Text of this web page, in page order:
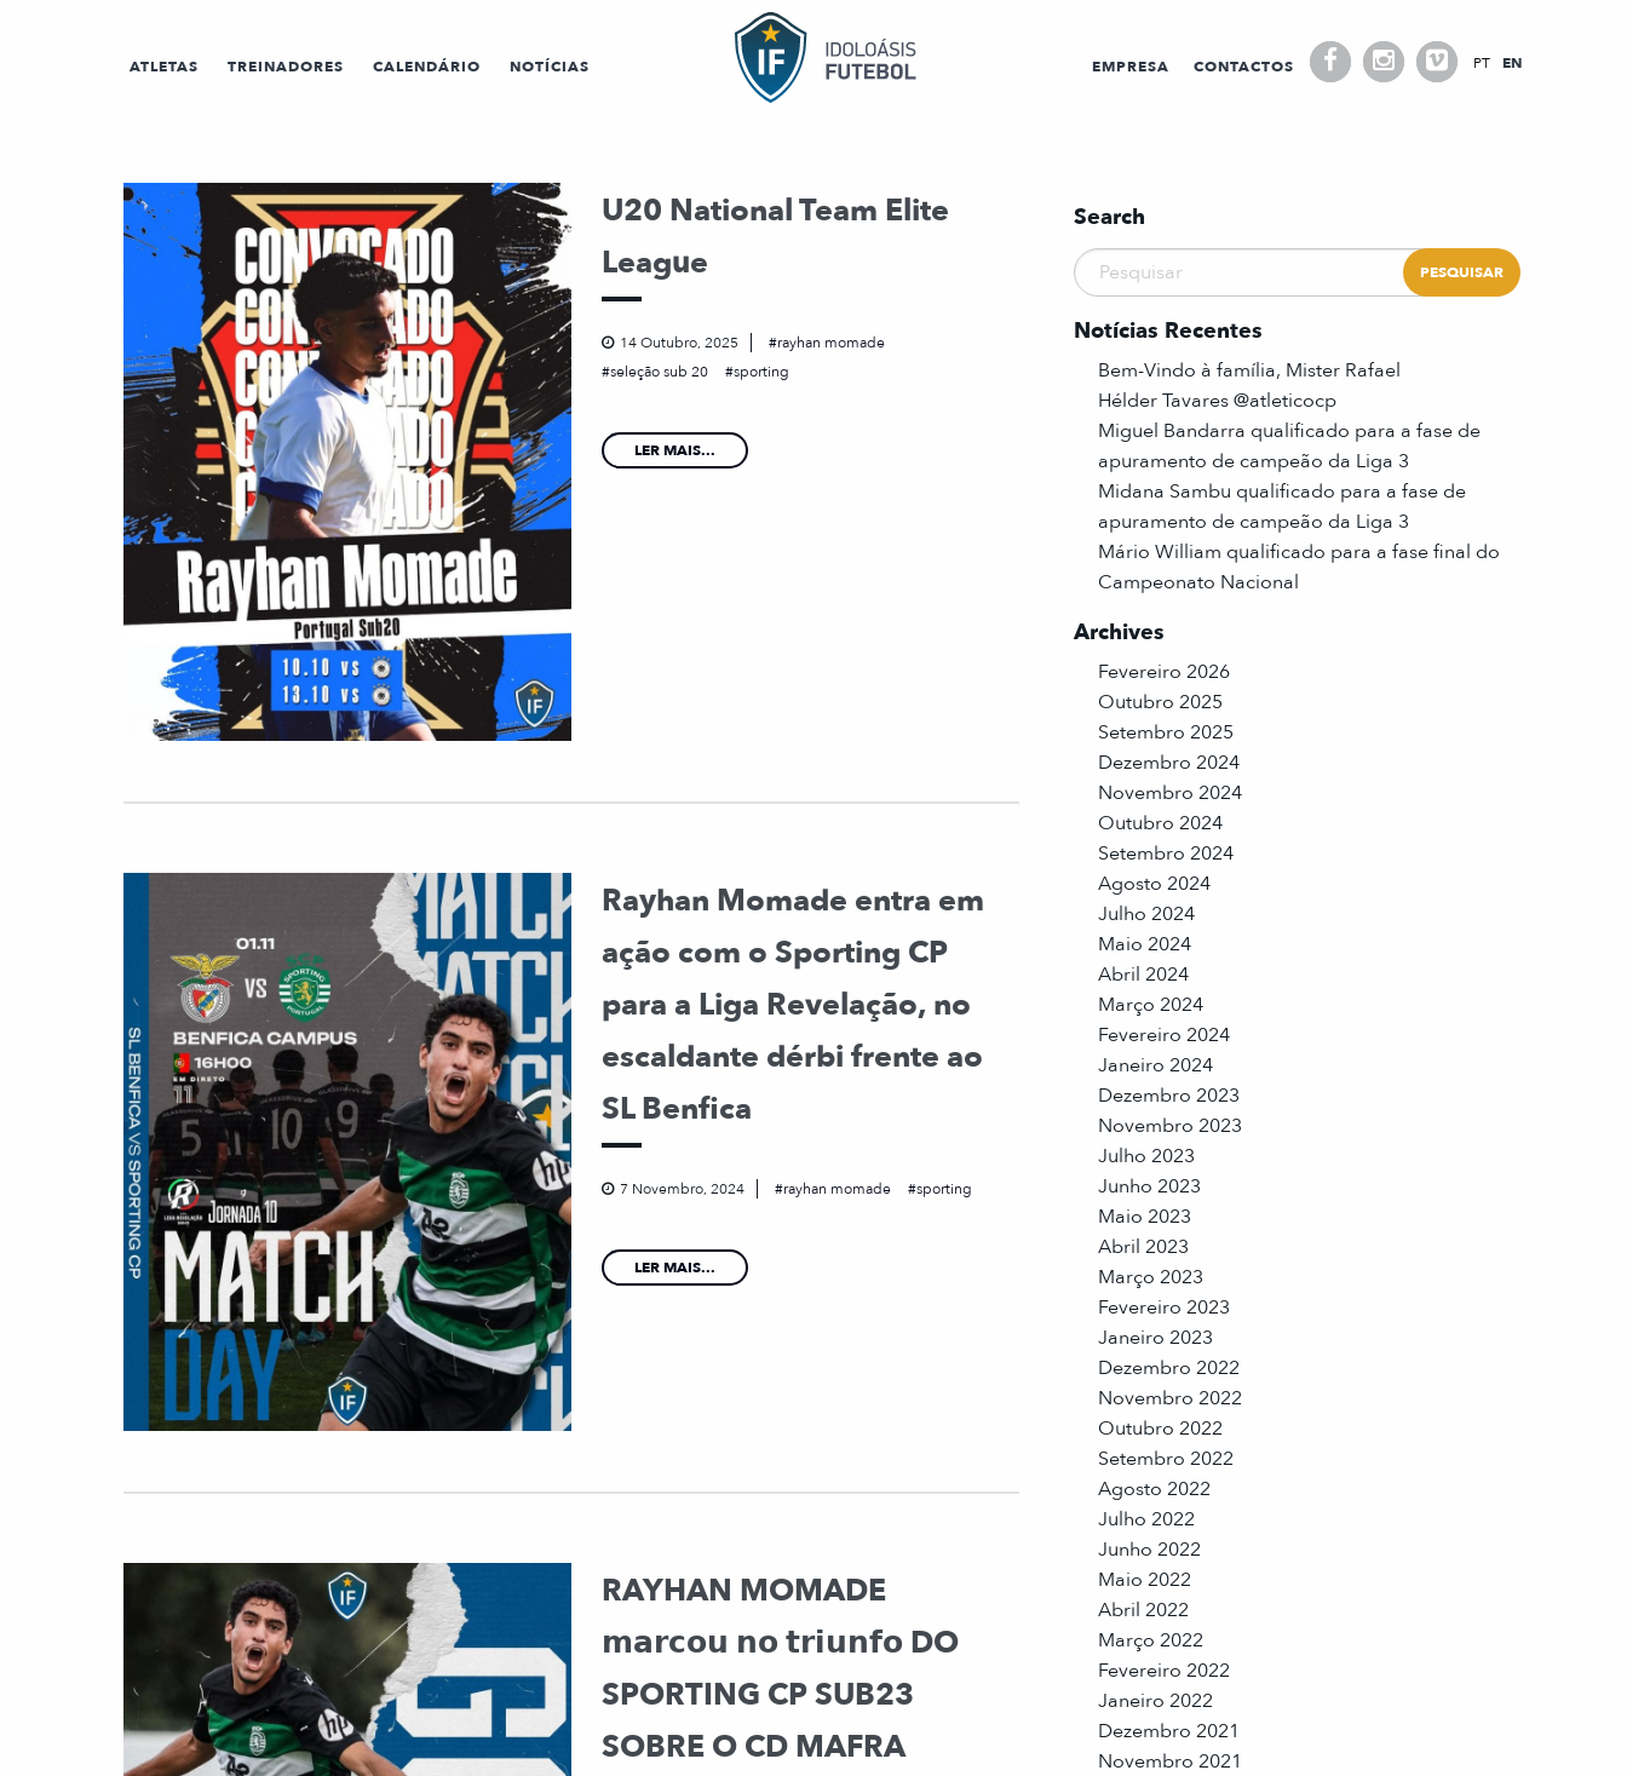
ATLETAS TREINADORES CALENDÁRIO NOTÍCIAS EMPRESA CONTACTOS PT EN
U20 National Team Elite
League
14 Outubro, 2025
rayhan momade
seleção sub 20
sporting
LER MAIS...
Rayhan Momade entra em
ação com o Sporting CP
para a Liga Revelação, no
escaldante dérbi frente ao
SL Benfica
7 Novembro, 2024 rayhan momade sporting
LER MAIS...
RAYHAN MOMADE
𝗺𝗮𝗿𝗰𝗼𝘂 𝗻𝗼 𝘁𝗿𝗶𝘂𝗻𝗳𝗼 DO
SPORTING CP SUB23
SOBRE O CD MAFRA
Search
Notícias Recentes
Bem-Vindo à família, Mister Rafael
Hélder Tavares @atleticocp
Miguel Bandarra qualificado para a fase de
apuramento de campeão da Liga 3
Midana Sambu qualificado para a fase de
apuramento de campeão da Liga 3
Mário William qualificado para a fase final do
Campeonato Nacional
Archives
Fevereiro 2026
Outubro 2025
Setembro 2025
Dezembro 2024
Novembro 2024
Outubro 2024
Setembro 2024
Agosto 2024
Julho 2024
Maio 2024
Abril 2024
Março 2024
Fevereiro 2024
Janeiro 2024
Dezembro 2023
Novembro 2023
Julho 2023
Junho 2023
Maio 2023
Abril 2023
Março 2023
Fevereiro 2023
Janeiro 2023
Dezembro 2022
Novembro 2022
Outubro 2022
Setembro 2022
Agosto 2022
Julho 2022
Junho 2022
Maio 2022
Abril 2022
Março 2022
Fevereiro 2022
Janeiro 2022
Dezembro 2021
Novembro 2021